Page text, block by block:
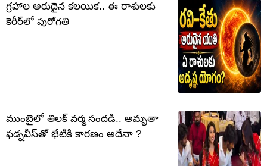
గ్రహాల అరుదైన కలయిక.. ఈ రాశులకు
కెరీర్‌లో పురోగతి
ముంబైలో తిలక్ వర్మ సందడి.. అమృతా
ఫడ్నవీస్‌తో భేటీకి కారణం అదేనా ?